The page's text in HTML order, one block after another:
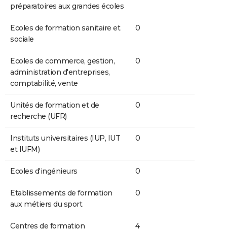
préparatoires aux grandes écoles
Ecoles de formation sanitaire et
sociale
0
Ecoles de commerce, gestion,
administration d'entreprises,
comptabilité, vente
0
Unités de formation et de
recherche (UFR)
0
Instituts universitaires (IUP, IUT
et IUFM)
0
Ecoles d'ingénieurs 0
Etablissements de formation
aux métiers du sport
0
Centres de formation
4